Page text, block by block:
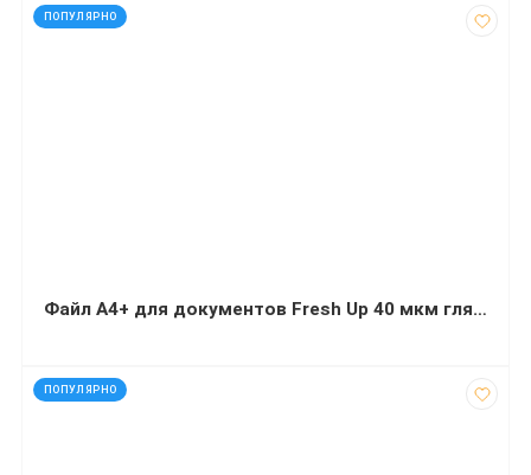
ПОПУЛЯРНО
код: 92527
Файл А4+ для документов Fresh Up 40 мкм глянец 100 штук
ПОПУЛЯРНО
код: 44129